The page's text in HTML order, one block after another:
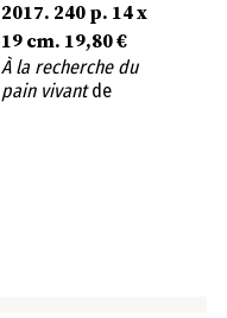
2017. 240 p. 14 x
19 cm. 19,80 €
À la recherche du
pain vivantde